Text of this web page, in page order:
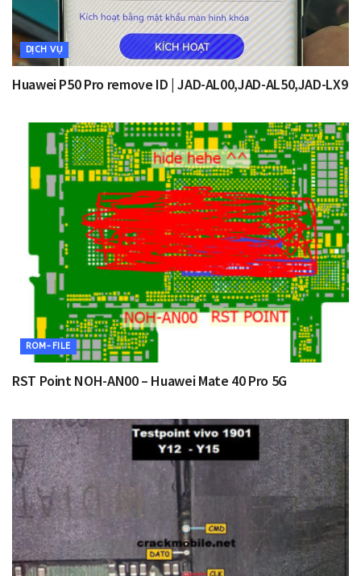
DỊCH VỤ
Huawei P50 Pro remove ID | JAD-AL00,JAD-AL50,JAD-LX9
ROM-FILE
RST Point NOH-AN00 – Huawei Mate 40 Pro 5G